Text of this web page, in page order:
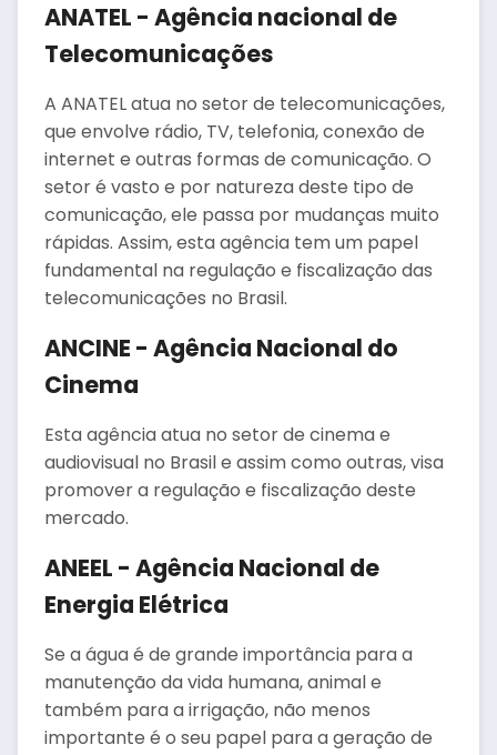
ANATEL - Agência nacional de
Telecomunicações
A ANATEL atua no setor de telecomunicações,
que envolve rádio, TV, telefonia, conexão de
internet e outras formas de comunicação. O
setor é vasto e por natureza deste tipo de
comunicação, ele passa por mudanças muito
rápidas. Assim, esta agência tem um papel
fundamental na regulação e fiscalização das
telecomunicações no Brasil.
ANCINE - Agência Nacional do
Cinema
Esta agência atua no setor de cinema e
audiovisual no Brasil e assim como outras, visa
promover a regulação e fiscalização deste
mercado.
ANEEL - Agência Nacional de
Energia Elétrica
Se a água é de grande importância para a
manutenção da vida humana, animal e
também para a irrigação, não menos
importante é o seu papel para a geração de